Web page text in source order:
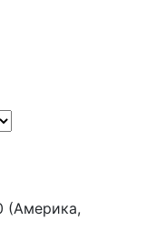
(Америка,